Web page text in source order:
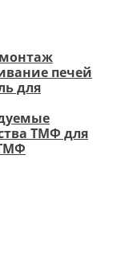
печей
для
ТМФ для